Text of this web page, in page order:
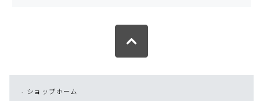
ショップホーム